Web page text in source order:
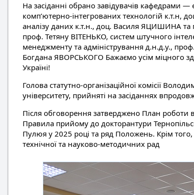
На засіданні обрано завідувачів кафедрами
комп’ютерно-інтегрованих технологій к.т.н,
аналізу даних к.т.н., доц. Василя ЯЦИШИНА та
проф. Тетяну ВІТЕНЬКО, систем штучного
менеджменту та адміністрування д.н.д.у.,
Богдана ЯВОРСЬКОГО Бажаємо усім міцного
Україні!
Голова статутно-організаційної комісії
університету, прийняті на засіданнях
Після обговорення затверджено План роботи
Правила прийому до докторантури
Пулюя у 2025 році та ряд Положень. Крім
технічної та науково-методичних рад